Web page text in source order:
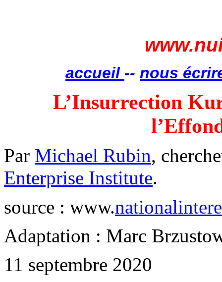
accueil -- nous
L’Insurrection
Par Michael Rubin,
Enterprise Institute.
source : www.
Adaptation : Marc
11 septembre 2020